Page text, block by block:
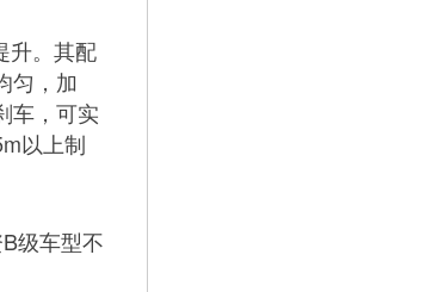
升。其配
匀，加
车，可实
以上制
级车型不